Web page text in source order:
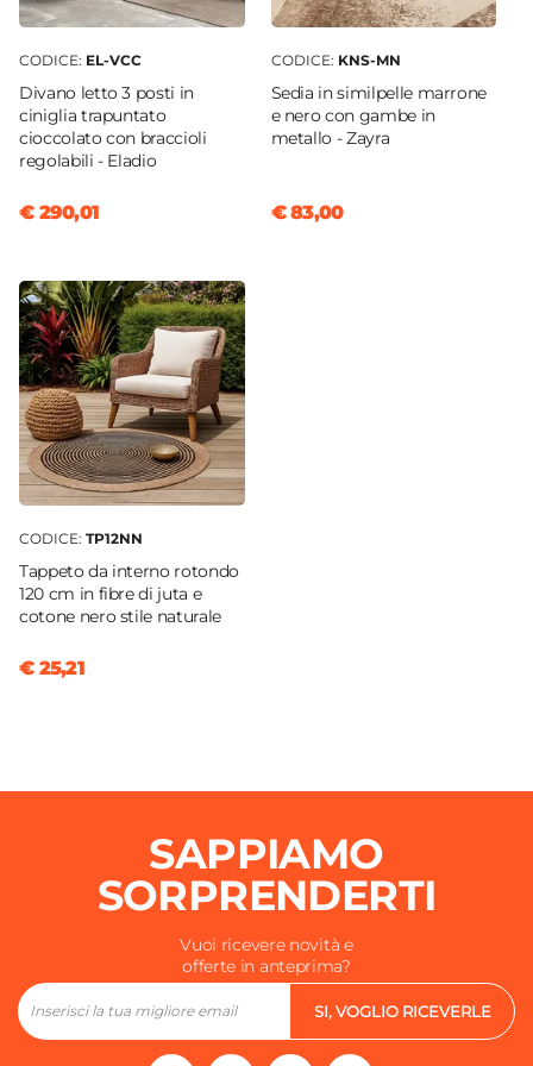
CODICE: EL-VCC
Divano letto 3 posti in
ciniglia trapuntato
cioccolato con braccioli
regolabili - Eladio
€ 290,01
CODICE: KNS-MN
Sedia in similpelle marrone
e nero con gambe in
metallo - Zayra
€ 83,00
CODICE: TP12NN
Tappeto da interno rotondo
120 cm in fibre di juta e
cotone nero stile naturale
€ 25,21
SAPPIAMO
SORPRENDERTI
Vuoi ricevere novità e
offerte in anteprima?
SI, VOGLIO RICEVERLE